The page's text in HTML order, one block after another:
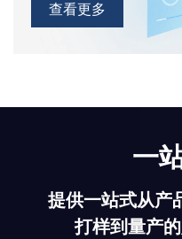
查看更多
一
提供一站式从产
打样到量产